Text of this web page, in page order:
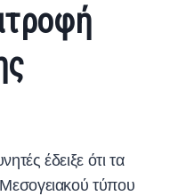
έδειξε ότι τα
τύπου